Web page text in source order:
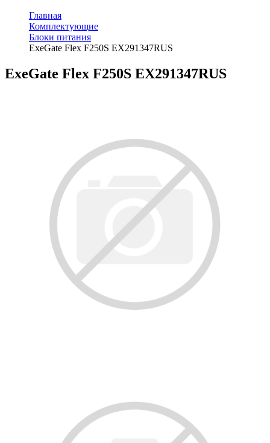
Главная
Комплектующие
Блоки питания
ExeGate Flex F250S EX291347RUS
ExeGate Flex F250S EX291347RUS